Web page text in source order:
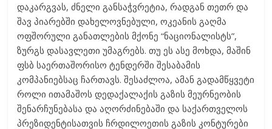
დაკარგვას, ძნელი განსაჭვრეტია, რადგან თეთრ და
შავ პიარებში დახელოვნებული, ოკეანის გაღმა
ოფშორული განათლების მქონე “ნაციონალისტს”,
ზურგს დასავლეთი უმაგრებს. თუ ეს ასე მოხდა, მაშინ
ფსბ საერთაშორისო ტენდერში შესაბამის
კომპანიებსაც ჩართავს. შესაძლოა, ამან გადამწყვეტი
როლი ითამაშოს დედაქალაქის გაზის მეურნეობის
შენარჩუნებასა და აღორძინებაში და საქართველოს
პრეზიდენტისათვის ჩრდილოეთის გაზის კონტურები